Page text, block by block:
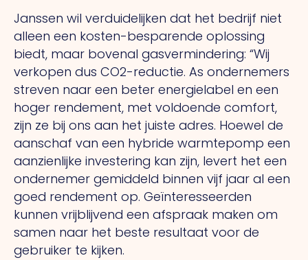
Janssen wil verduidelijken dat het bedrijf niet
alleen een kosten-besparende oplossing
biedt, maar bovenal gasvermindering: “Wij
verkopen dus CO2-reductie. As ondernemers
streven naar een beter energielabel en een
hoger rendement, met voldoende comfort,
zijn ze bij ons aan het juiste adres. Hoewel de
aanschaf van een hybride warmtepomp een
aanzienlijke investering kan zijn, levert het een
ondernemer gemiddeld binnen vijf jaar al een
goed rendement op. Geïnteresseerden
kunnen vrijblijvend een afspraak maken om
samen naar het beste resultaat voor de
gebruiker te kijken.